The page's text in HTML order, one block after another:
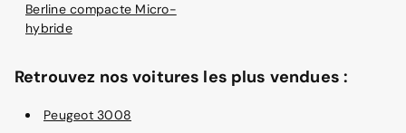
Berline compacte Micro-
hybride
Retrouvez nos voitures les plus vendues :
Peugeot 3008